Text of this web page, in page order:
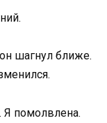
шагнул ближе.
Я помолвлена.